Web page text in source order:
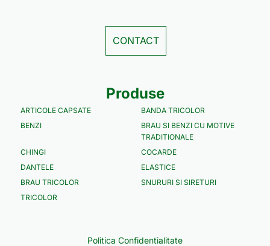
CONTACT
Produse
ARTICOLE CAPSATE
BANDA TRICOLOR
BENZI
BRAU SI BENZI CU MOTIVE
TRADITIONALE
CHINGI
COCARDE
DANTELE
ELASTICE
BRAU TRICOLOR
SNURURI SI SIRETURI
TRICOLOR
Politica Confidentialitate